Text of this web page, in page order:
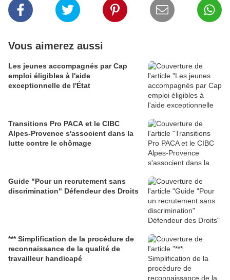
Vous aimerez aussi
Les jeunes accompagnés par Cap
emploi éligibles à l'aide
exceptionnelle de l'État
Transitions Pro PACA et le CIBC
Alpes-Provence s'associent dans la
lutte contre le chômage
Guide "Pour un recrutement sans
discrimination" Défendeur des Droits
*** Simplification de la procédure de
reconnaissance de la qualité de
travailleur handicapé